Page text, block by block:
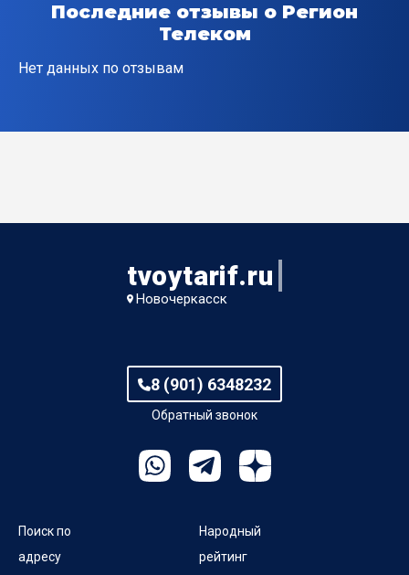
Крутой спуск
Механический пер
Нескучный пер
Новослободский тупик
Отрадный пер
Последние отзывы о Регион
Телеком
Нет данных по отзывам
tvoytarif.ru
Новочеркасск
8 (901) 6348232
Обратный звонок
Поиск по
адресу
Народный
рейтинг